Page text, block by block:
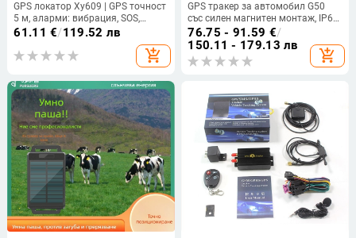
GPS локатор Xy609 | GPS точност
5 м, аларми: вибрация, SOS,
мобилна аларма, геозона,
превишена скорост, полимерна
батерия, дневна
61.11 €/119.52 лв
add_shopping_cart
GPS тракер за автомобил G50
със силен магнитен монтаж, IP67
водоустойчив, Beidou и Wi-Fi, 4G
свързаност, GPS точност 10 м
76.75 - 91.59 €/
150.11 - 179.13 лв
add_shopping_cart